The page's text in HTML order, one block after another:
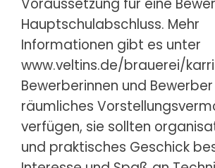
Hauptschulabschluss. Mehr
Informationen gibt es unter
www.veltins.de/brauerei/
Bewerberinnen und
räumliches
verfügen, sie sollten
und praktisches Geschick